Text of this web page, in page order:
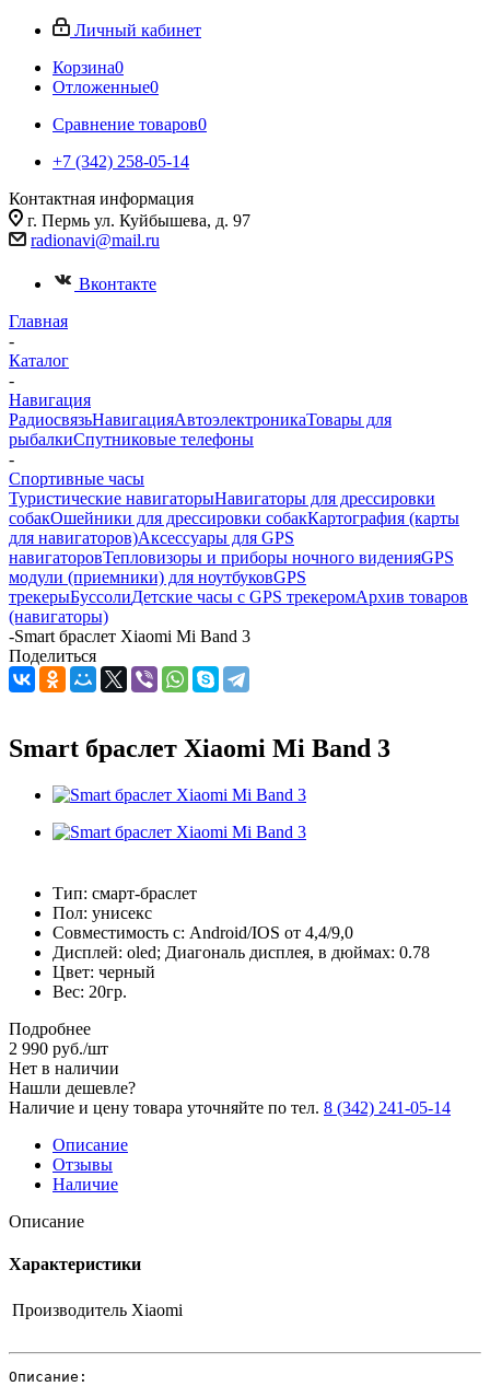
Личный кабинет
Корзина0
Отложенные0
Сравнение товаров0
+7 (342) 258-05-14
Контактная информация
г. Пермь ул. Куйбышева, д. 97
radionavi@mail.ru
Вконтакте
Главная
-
Каталог
-
Навигация
РадиосвязьНавигацияАвтоэлектроникаТовары для
рыбалкиСпутниковые телефоны
-
Спортивные часы
Туристические навигаторыНавигаторы для дрессировки
собакОшейники для дрессировки собакКартография (карты
для навигаторов)Аксессуары для GPS
навигаторовТепловизоры и приборы ночного виденияGPS
модули (приемники) для ноутбуковGPS
трекерыБуссолиДетские часы с GPS трекеромАрхив товаров
(навигаторы)
-Smart браслет Xiaomi Mi Band 3
Поделиться
Smart браслет Xiaomi Mi Band 3
Тип: смарт-браслет
Пол: унисекс
Совместимость с: Android/IOS от 4,4/9,0
Дисплей: oled; Диагональ дисплея, в дюймах: 0.78
Цвет: черный
Вес: 20гр.
Подробнее
2 990 руб./шт
Нет в наличии
Нашли дешевле?
Наличие и цену товара уточняйте по тел. 8 (342) 241-05-14
Описание
Отзывы
Наличие
Описание
Характеристики
Производитель Xiaomi
Описание: